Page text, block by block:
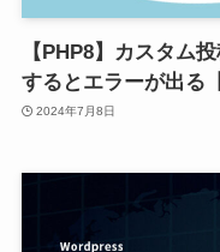
【PHP8】カスタム
するとエラーが出る
2024年7月8日